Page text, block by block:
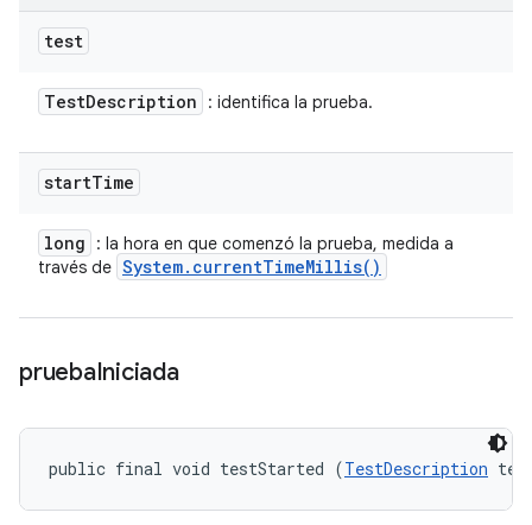
test
TestDescription : identifica la prueba.
startTime
long
: la hora en que comenzó la prueba, medida a
través de System. currentTimeMillis( )
pruebaIniciada
public final void testStarted (TestDescription